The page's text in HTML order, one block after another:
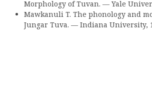
Morphology of Tuvan. — Yale
Mawkanuli T. The phonology and
Jungar Tuva. — Indiana University,